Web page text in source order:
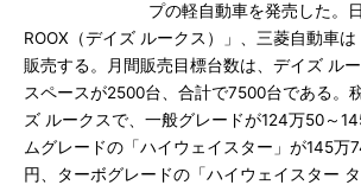
プの軽自動車を発売した。
ROOX（デイズ ルークス）」、三菱自動車
販売する。月間販売目標台数は、デイズ ル
スペースが2500台、合計で7500台である。
ズ ルークスで、一般グレードが124万50～
ムグレードの「ハイウェイスター」が145万
円、ターボグレードの「ハイウェイスター